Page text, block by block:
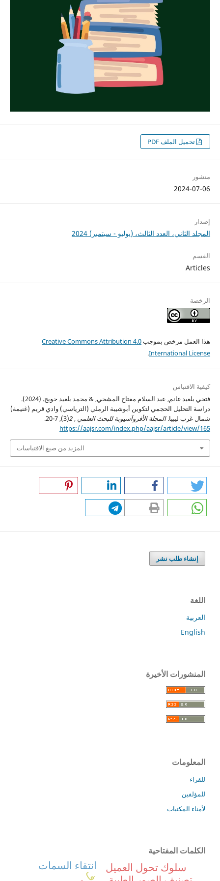
تحميل الملف PDF
منشور
2024-07-06
إصدار
المجلد الثاني، العدد الثالث، (يوليو - سبتمبر) 2024
القسم
Articles
الرخصة
هذا العمل مرخص بموجبCreative Commons Attribution 4.0
International License
.
كيفية الاقتباس
فتحي بلعيد غانم, عبد السلام مفتاح المشخي, & محمد بلعيد حويج. (2024).
دراسة التحليل الحجمي لتكوين أبوشيبة الرملي (الترياسي) وادي قريم (غنيمة)
شمال غرب ليبيا.المجلة الأفروآسيوية للبحث العلمي ,
2
(3), 7-20.
https://aajsr.com/index.php/aajsr/article/view/165
المزيد من صيغ الاقتباسات
إنشاء طلب نشر
اللغة
العربية
English
المنشورات الأخيرة
المعلومات
للقراء
للمؤلفين
لأمناء المكتبات
الكلمات المفتاحية
انتقاء السمات سلوك تحول العميل